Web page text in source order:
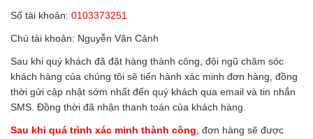
Số tài khoản: 0103373251
Chủ tài khoản: Nguyễn Văn Cảnh
Sau khi quý khách đã đặt hàng thành công, đội ngũ chăm sóc
khách hàng của chúng tôi sẽ tiến hành xác minh đơn hàng, đồng
thời gửi cập nhật sớm nhất đến quý khách qua email và tin nhắn
SMS. Đồng thời đã nhận thanh toán của khách hàng.
Sau khi quá trình xác minh thành công, đơn hàng sẽ được